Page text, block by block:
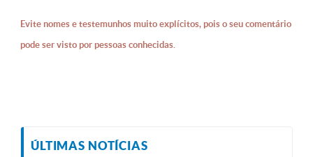
Evite nomes e testemunhos muito explícitos, pois o seu comentário
pode ser visto por pessoas conhecidas.
ÚLTIMAS NOTÍCIAS